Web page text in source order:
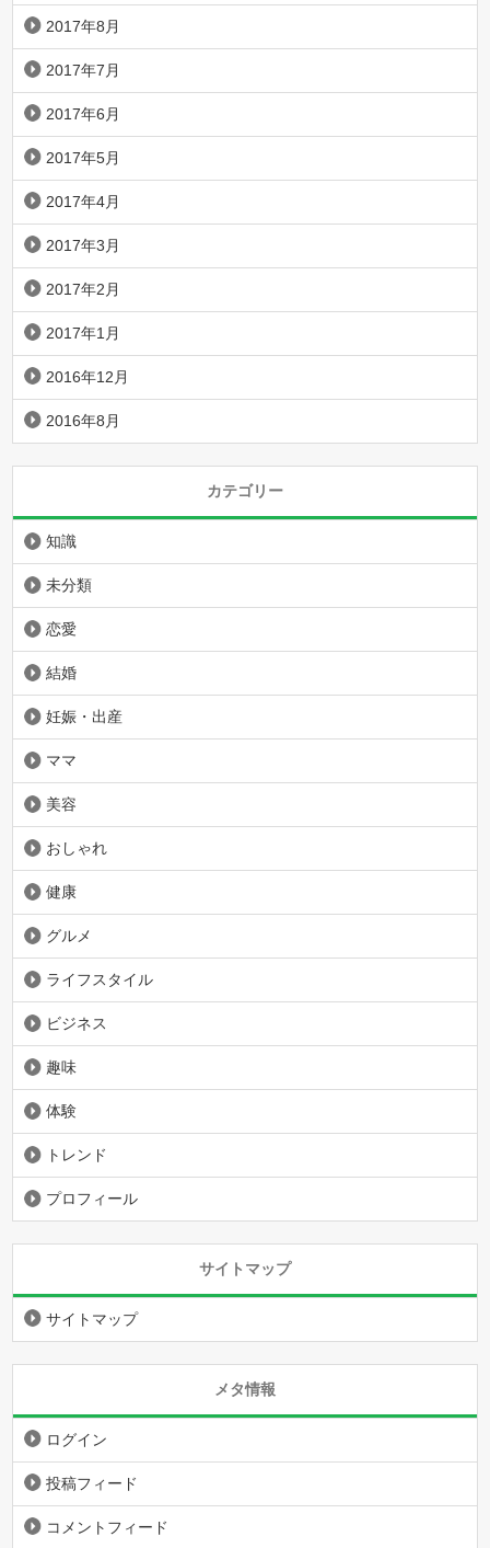
2017年8月
2017年7月
2017年6月
2017年5月
2017年4月
2017年3月
2017年2月
2017年1月
2016年12月
2016年8月
カテゴリー
知識
未分類
恋愛
結婚
妊娠・出産
ママ
美容
おしゃれ
健康
グルメ
ライフスタイル
ビジネス
趣味
体験
トレンド
プロフィール
サイトマップ
サイトマップ
メタ情報
ログイン
投稿フィード
コメントフィード